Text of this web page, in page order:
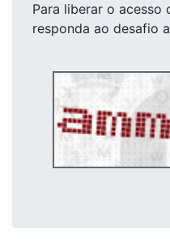
Para liberar o acesso
responda ao desafio